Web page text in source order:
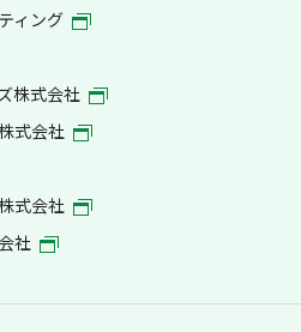
ィング
株式会社
式会社
式会社
社